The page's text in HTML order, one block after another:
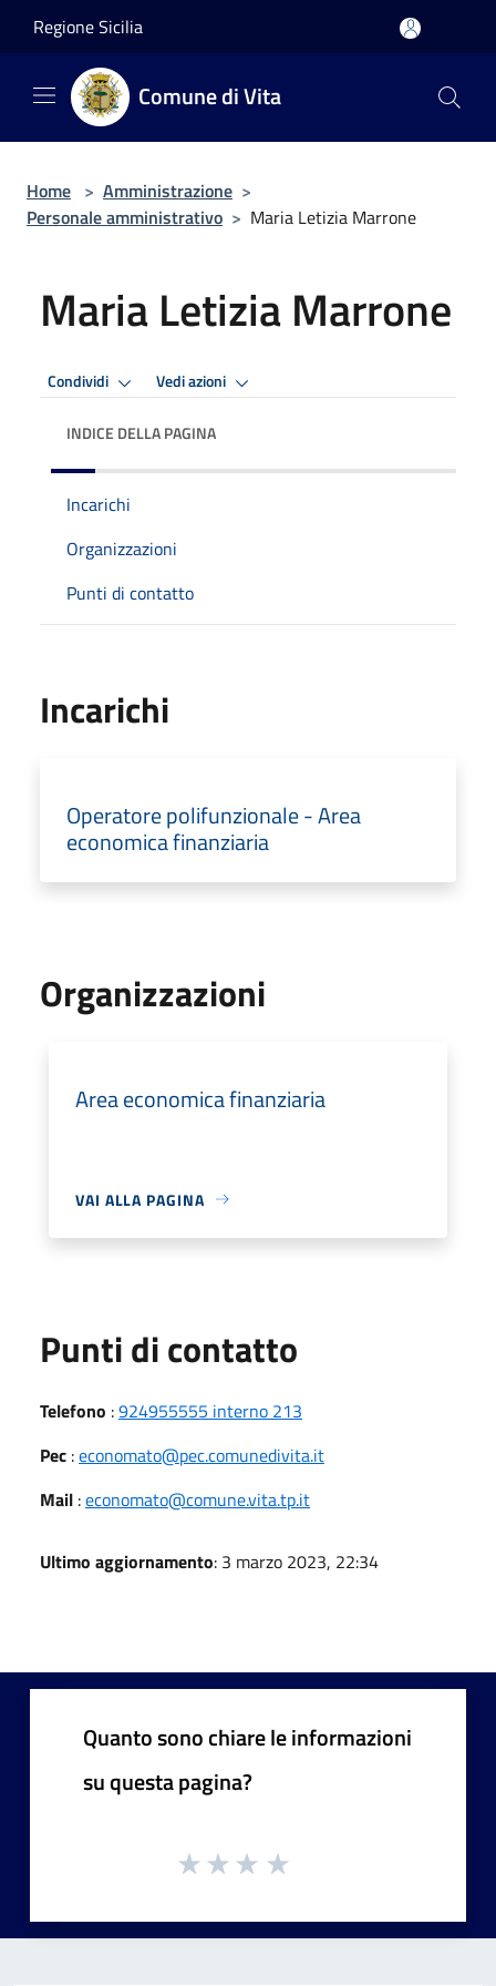
Regione Sicilia
Comune di Vita
Home > Amministrazione >
Personale amministrativo > Maria Letizia Marrone
Maria Letizia Marrone
Condividi Vedi azioni
INDICE DELLA PAGINA
Incarichi
Organizzazioni
Punti di contatto
Incarichi
Operatore polifunzionale - Area
economica finanziaria
Organizzazioni
Area economica finanziaria
VAI ALLA PAGINA
Punti di contatto
Telefono :924955555 interno 213
Pec :economato@pec.comunedivita.it
Mail :economato@comune.vita.tp.it
Ultimo aggiornamento: 3 marzo 2023, 22:34
Quanto sono chiare le informazioni
su questa pagina?